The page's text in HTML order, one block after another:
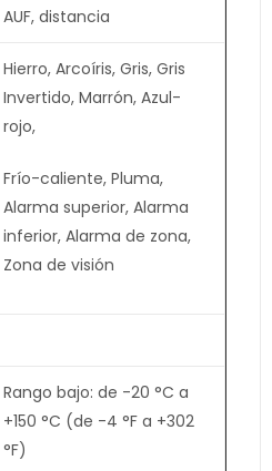
AUF, distancia
Hierro, Arcoíris, Gris, Gris
Invertido, Marrón, Azul-
rojo,
Frío-caliente, Pluma,
Alarma superior, Alarma
inferior, Alarma de zona,
Zona de visión
Rango bajo: de -20 °C a
+150 °C (de -4 °F a +302
°F)